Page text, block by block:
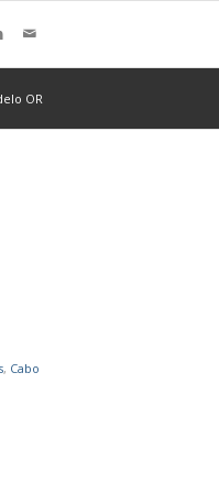
OR
, Cabo